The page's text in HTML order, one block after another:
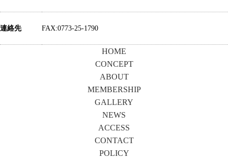
連絡先 FAX:0773-25-1790
HOME
CONCEPT
ABOUT
MEMBERSHIP
GALLERY
NEWS
ACCESS
CONTACT
POLICY